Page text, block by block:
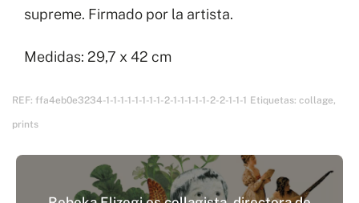
supreme. Firmado por la artista.
Medidas: 29,7 x 42 cm
REF: ffa4eb0e3234-1-1-1-1-1-1-1-1-2-1-1-1-1-1-2-2-1-1-1 Etiquetas: collage,
prints